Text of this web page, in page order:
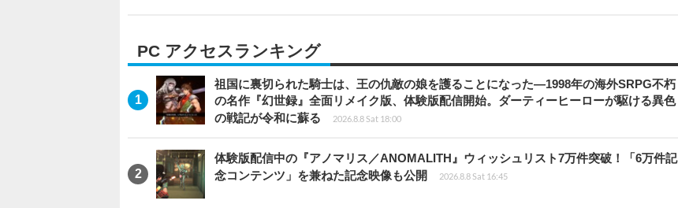
PC アクセスランキング
祖国に裏切られた騎士は、王の仇敵の娘を護ることになった―1998年の海外SRPG不朽
の名作『幻世録』全面リメイク版、体験版配信開始。ダーティーヒーローが駆ける異色
の戦記が令和に蘇る
2026.8.8 Sat 18:00
体験版配信中の『アノマリス／ANOMALITH』ウィッシュリスト7万件突破！「6万件記
念コンテンツ」を兼ねた記念映像も公開
2026.8.8 Sat 16:45